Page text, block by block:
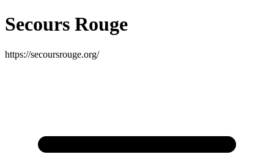
Secours Rouge
https://secoursrouge.org/